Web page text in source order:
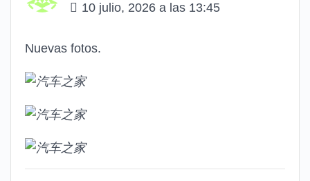
10 julio, 2026 a las 13:45
Nuevas fotos.